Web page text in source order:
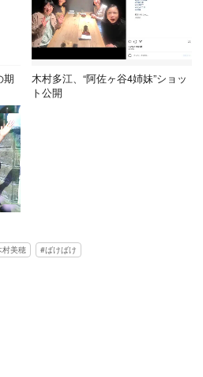
期
木村多江、“阿佐ヶ谷4姉妹”ショッ
ト公開
村美穂 ばけばけ